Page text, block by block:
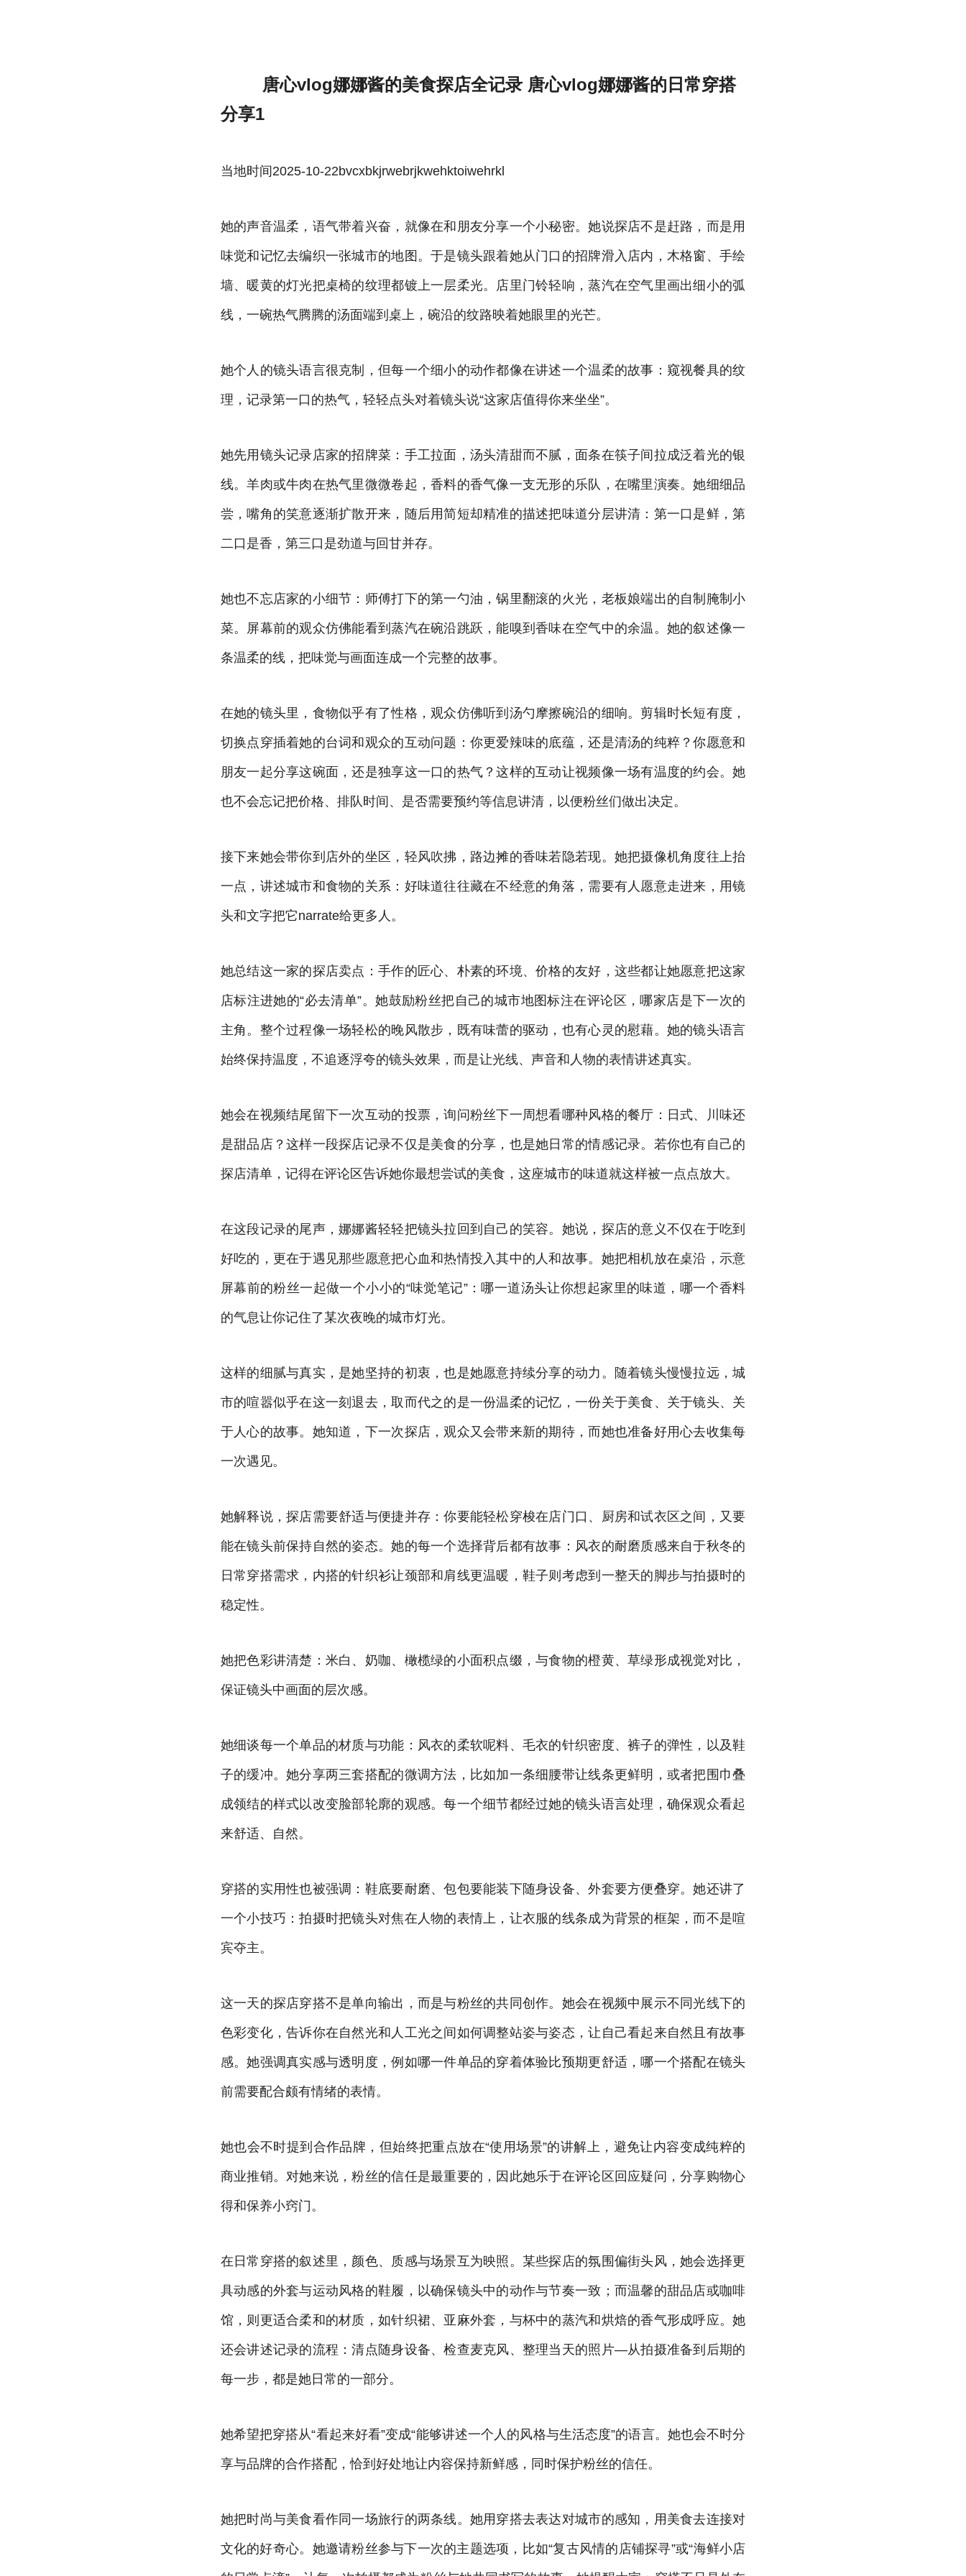
唐心vlog娜娜酱的美食探店全记录 唐心vlog娜娜酱的日常穿搭
分享1
当地时间2025-10-22bvcxbkjrwebrjkwehktoiwehrkl
她的声音温柔，语气带着兴奋，就像在和朋友分享一个小秘密。她说探店不是赶路，而是用
味觉和记忆去编织一张城市的地图。于是镜头跟着她从门口的招牌滑入店内，木格窗、手绘
墙、暖黄的灯光把桌椅的纹理都镀上一层柔光。店里门铃轻响，蒸汽在空气里画出细小的弧
线，一碗热气腾腾的汤面端到桌上，碗沿的纹路映着她眼里的光芒。
她个人的镜头语言很克制，但每一个细小的动作都像在讲述一个温柔的故事：窥视餐具的纹
理，记录第一口的热气，轻轻点头对着镜头说“这家店值得你来坐坐”。
她先用镜头记录店家的招牌菜：手工拉面，汤头清甜而不腻，面条在筷子间拉成泛着光的银
线。羊肉或牛肉在热气里微微卷起，香料的香气像一支无形的乐队，在嘴里演奏。她细细品
尝，嘴角的笑意逐渐扩散开来，随后用简短却精准的描述把味道分层讲清：第一口是鲜，第
二口是香，第三口是劲道与回甘并存。
她也不忘店家的小细节：师傅打下的第一勺油，锅里翻滚的火光，老板娘端出的自制腌制小
菜。屏幕前的观众仿佛能看到蒸汽在碗沿跳跃，能嗅到香味在空气中的余温。她的叙述像一
条温柔的线，把味觉与画面连成一个完整的故事。
在她的镜头里，食物似乎有了性格，观众仿佛听到汤勺摩擦碗沿的细响。剪辑时长短有度，
切换点穿插着她的台词和观众的互动问题：你更爱辣味的底蕴，还是清汤的纯粹？你愿意和
朋友一起分享这碗面，还是独享这一口的热气？这样的互动让视频像一场有温度的约会。她
也不会忘记把价格、排队时间、是否需要预约等信息讲清，以便粉丝们做出决定。
接下来她会带你到店外的坐区，轻风吹拂，路边摊的香味若隐若现。她把摄像机角度往上抬
一点，讲述城市和食物的关系：好味道往往藏在不经意的角落，需要有人愿意走进来，用镜
头和文字把它narrate给更多人。
她总结这一家的探店卖点：手作的匠心、朴素的环境、价格的友好，这些都让她愿意把这家
店标注进她的“必去清单”。她鼓励粉丝把自己的城市地图标注在评论区，哪家店是下一次的
主角。整个过程像一场轻松的晚风散步，既有味蕾的驱动，也有心灵的慰藉。她的镜头语言
始终保持温度，不追逐浮夸的镜头效果，而是让光线、声音和人物的表情讲述真实。
她会在视频结尾留下一次互动的投票，询问粉丝下一周想看哪种风格的餐厅：日式、川味还
是甜品店？这样一段探店记录不仅是美食的分享，也是她日常的情感记录。若你也有自己的
探店清单，记得在评论区告诉她你最想尝试的美食，这座城市的味道就这样被一点点放大。
在这段记录的尾声，娜娜酱轻轻把镜头拉回到自己的笑容。她说，探店的意义不仅在于吃到
好吃的，更在于遇见那些愿意把心血和热情投入其中的人和故事。她把相机放在桌沿，示意
屏幕前的粉丝一起做一个小小的“味觉笔记”：哪一道汤头让你想起家里的味道，哪一个香料
的气息让你记住了某次夜晚的城市灯光。
这样的细腻与真实，是她坚持的初衷，也是她愿意持续分享的动力。随着镜头慢慢拉远，城
市的喧嚣似乎在这一刻退去，取而代之的是一份温柔的记忆，一份关于美食、关于镜头、关
于人心的故事。她知道，下一次探店，观众又会带来新的期待，而她也准备好用心去收集每
一次遇见。
她解释说，探店需要舒适与便捷并存：你要能轻松穿梭在店门口、厨房和试衣区之间，又要
能在镜头前保持自然的姿态。她的每一个选择背后都有故事：风衣的耐磨质感来自于秋冬的
日常穿搭需求，内搭的针织衫让颈部和肩线更温暖，鞋子则考虑到一整天的脚步与拍摄时的
稳定性。
她把色彩讲清楚：米白、奶咖、橄榄绿的小面积点缀，与食物的橙黄、草绿形成视觉对比，
保证镜头中画面的层次感。
她细谈每一个单品的材质与功能：风衣的柔软呢料、毛衣的针织密度、裤子的弹性，以及鞋
子的缓冲。她分享两三套搭配的微调方法，比如加一条细腰带让线条更鲜明，或者把围巾叠
成领结的样式以改变脸部轮廓的观感。每一个细节都经过她的镜头语言处理，确保观众看起
来舒适、自然。
穿搭的实用性也被强调：鞋底要耐磨、包包要能装下随身设备、外套要方便叠穿。她还讲了
一个小技巧：拍摄时把镜头对焦在人物的表情上，让衣服的线条成为背景的框架，而不是喧
宾夺主。
这一天的探店穿搭不是单向输出，而是与粉丝的共同创作。她会在视频中展示不同光线下的
色彩变化，告诉你在自然光和人工光之间如何调整站姿与姿态，让自己看起来自然且有故事
感。她强调真实感与透明度，例如哪一件单品的穿着体验比预期更舒适，哪一个搭配在镜头
前需要配合颇有情绪的表情。
她也会不时提到合作品牌，但始终把重点放在“使用场景”的讲解上，避免让内容变成纯粹的
商业推销。对她来说，粉丝的信任是最重要的，因此她乐于在评论区回应疑问，分享购物心
得和保养小窍门。
在日常穿搭的叙述里，颜色、质感与场景互为映照。某些探店的氛围偏街头风，她会选择更
具动感的外套与运动风格的鞋履，以确保镜头中的动作与节奏一致；而温馨的甜品店或咖啡
馆，则更适合柔和的材质，如针织裙、亚麻外套，与杯中的蒸汽和烘焙的香气形成呼应。她
还会讲述记录的流程：清点随身设备、检查麦克风、整理当天的照片—从拍摄准备到后期的
每一步，都是她日常的一部分。
她希望把穿搭从“看起来好看”变成“能够讲述一个人的风格与生活态度”的语言。她也会不时分
享与品牌的合作搭配，恰到好处地让内容保持新鲜感，同时保护粉丝的信任。
她把时尚与美食看作同一场旅行的两条线。她用穿搭去表达对城市的感知，用美食去连接对
文化的好奇心。她邀请粉丝参与下一次的主题选项，比如“复古风情的店铺探寻”或“海鲜小店